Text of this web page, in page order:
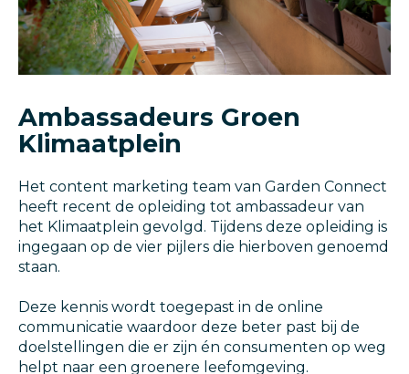
Ambassadeurs Groen
Klimaatplein
Het content marketing team van Garden Connect
heeft recent de opleiding tot ambassadeur van
het Klimaatplein gevolgd. Tijdens deze opleiding is
ingegaan op de vier pijlers die hierboven genoemd
staan.
Deze kennis wordt toegepast in de online
communicatie waardoor deze beter past bij de
doelstellingen die er zijn én consumenten op weg
helpt naar een groenere leefomgeving.